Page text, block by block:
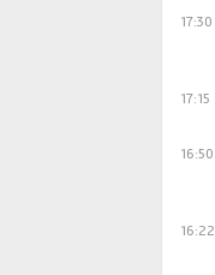
17:30
17:15
16:50
16:22